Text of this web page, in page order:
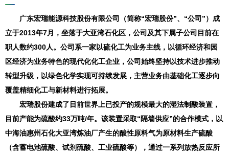
广东宏瑞能源科技股份有限公司（简称“宏瑞股份”、“公司”）成
立于2013年7月，坐落于大亚湾石化区，公司及其下属子公司目前在
职人数约300人。公司系一家以硫化工为业务主线，以循环经济和园
区经济为业务特色的现代化化工企业，公司始终坚持以技术进步推动
转型升级，以绿色化学实现可持续发展，主营业务由基础化工逐步向
覆盖精细化工与新材料进行拓展。
宏瑞股份建成了目前世界上已投产的规模最大的湿法制酸装置，
目前产能为硫酸约33万吨/年。该装置采取“隔墙供应”的合作模式，以
中海油惠州石化大亚湾炼油厂产生的酸性原料气为原材料生产硫酸
（含蓄电池硫酸、试剂硫酸、工业硫酸等），通过一系列放热反应所